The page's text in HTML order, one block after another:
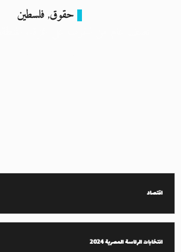
حقوق, فلسطين
اقتصاد
انتخابات الرئاسة المصرية 2024